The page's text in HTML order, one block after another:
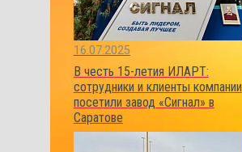
16.07.2025
В честь 15-летия ИЛАРТ:
сотрудники и клиенты компании
посетили завод «Сигнал» в
Саратове